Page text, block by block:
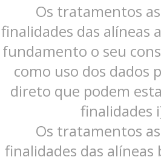
Os tratamentos
finalidades das alíneas
fundamento o seu
como uso dos dados
direto que podem
finalidades
Os tratamentos
finalidades das alíneas